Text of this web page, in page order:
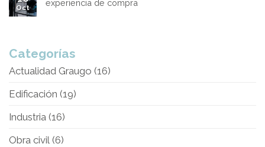
Oct
experiencia de compra
Categorías
Actualidad Graugo (16)
Edificación (19)
Industria (16)
Obra civil (6)